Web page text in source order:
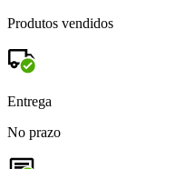
Produtos vendidos
Entrega
No prazo